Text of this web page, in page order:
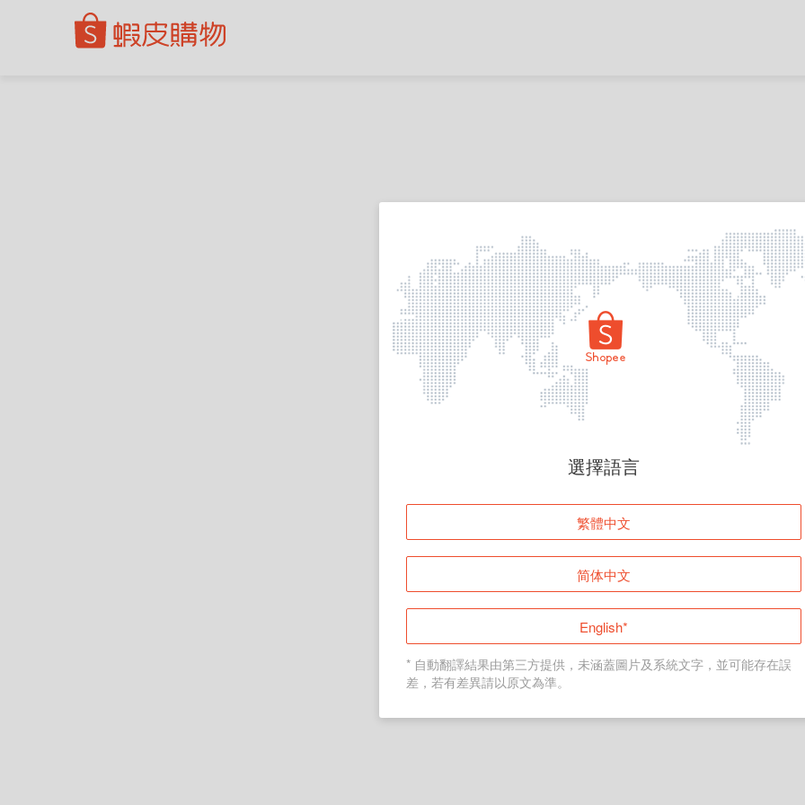
頁面無法顯示
登入
返回首頁
選擇語言
繁體中文
简体中文
English*
* 自動翻譯結果由第三方提供，未涵蓋圖片及系統文字，並可能存在誤
差，若有差異請以原文為準。